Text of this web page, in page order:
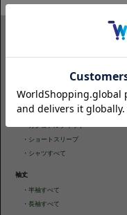
・タイトフィット
・レギュラーフィット
・ ショートスリーブ
・ シャツすべて
袖丈
・半袖すべて
・長袖すべて